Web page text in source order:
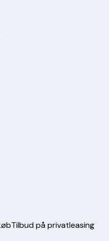
Tilbud på privatleasing